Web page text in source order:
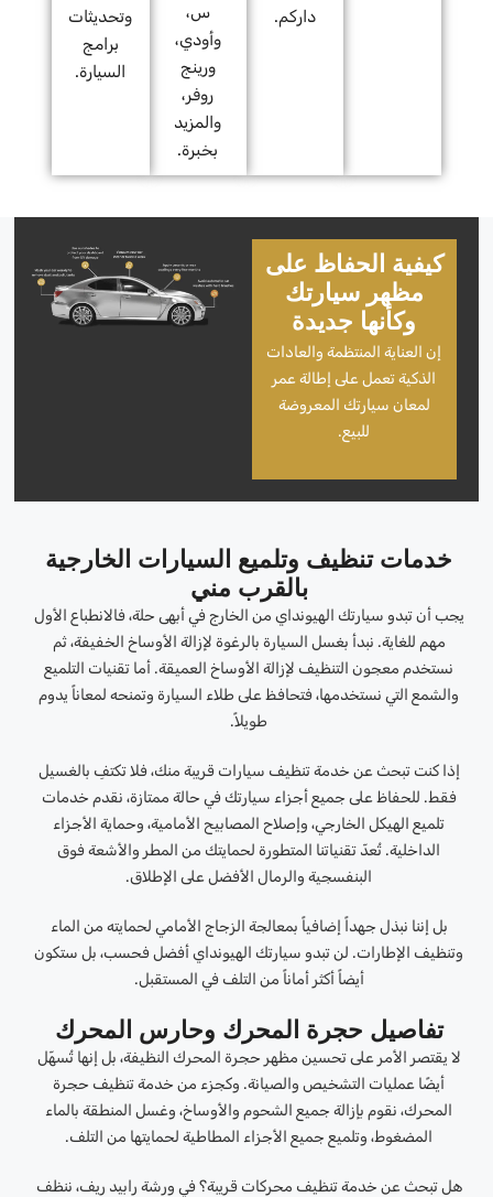
داركم.
س،
وأودي،
ورينج
روفر،
والمزيد
بخبرة.
وتحديثات
برامج
السيارة.
كيفية الحفاظ على
مظهر سيارتك
وكأنها جديدة
إن العناية المنتظمة والعادات
الذكية تعمل على إطالة عمر
لمعان سيارتك المعروضة
للبيع.
خدمات تنظيف وتلميع السيارات الخارجية
بالقرب مني
يجب أن تبدو سيارتك الهيونداي من الخارج في أبهى حلة، فالانطباع الأول
مهم للغاية. نبدأ بغسل السيارة بالرغوة لإزالة الأوساخ الخفيفة، ثم
نستخدم معجون التنظيف لإزالة الأوساخ العميقة. أما تقنيات التلميع
والشمع التي نستخدمها، فتحافظ على طلاء السيارة وتمنحه لمعاناً يدوم
طويلاً.
إذا كنت تبحث عن خدمة تنظيف سيارات قريبة منك، فلا تكتفِ بالغسيل
فقط. للحفاظ على جميع أجزاء سيارتك في حالة ممتازة، نقدم خدمات
تلميع الهيكل الخارجي، وإصلاح المصابيح الأمامية، وحماية الأجزاء
الداخلية. تُعدّ تقنياتنا المتطورة لحمايتك من المطر والأشعة فوق
البنفسجية والرمال الأفضل على الإطلاق.
بل إننا نبذل جهداً إضافياً بمعالجة الزجاج الأمامي لحمايته من الماء
وتنظيف الإطارات. لن تبدو سيارتك الهيونداي أفضل فحسب، بل ستكون
أيضاً أكثر أماناً من التلف في المستقبل.
تفاصيل حجرة المحرك وحارس المحرك
لا يقتصر الأمر على تحسين مظهر حجرة المحرك النظيفة، بل إنها تُسهّل
أيضًا عمليات التشخيص والصيانة. وكجزء من خدمة تنظيف حجرة
المحرك، نقوم بإزالة جميع الشحوم والأوساخ، وغسل المنطقة بالماء
المضغوط، وتلميع جميع الأجزاء المطاطية لحمايتها من التلف.
هل تبحث عن خدمة تنظيف محركات قريبة؟ في ورشة رابيد ريف، ننظف